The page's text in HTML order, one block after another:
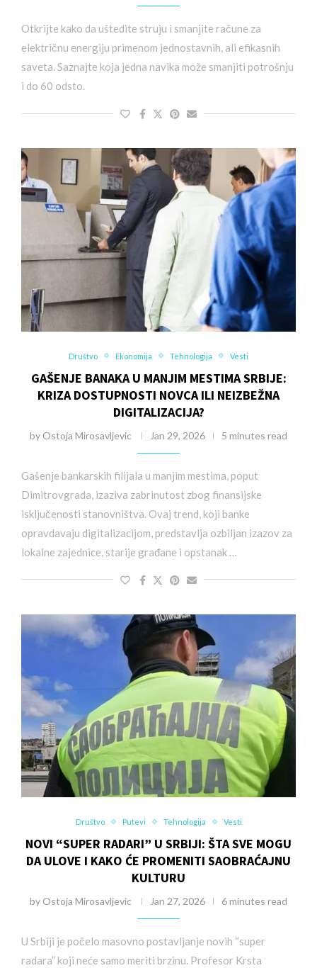
Otkrijte kako da uštedite struju i smanjite račune za
električnu energiju primenom jednostavnih, ali efikasnih
saveta. Saznajte koja jedna navika može smanjiti potrošnju
i do 60 odsto.
Društvo Ekonomija Tehnologija Vesti
GAŠENJE BANAKA U MANJIM MESTIMA SRBIJE:
KRIZA DOSTUPNOSTI NOVCA ILI NEIZBEŽNA
DIGITALIZACIJA?
by Ostoja Mirosavljevic Jan 29, 2026 5 minutes read
Gašenje bankarskih filijala u manjim mestima, poput
Dimitrovgrada, izaziva zabrinutost zbog finansijske
isključenosti stanovništva. Ovaj trend, koji banke
opravdavaju digitalizacijom, predstavlja ozbiljan izazov za
lokalne zajednice, starije građane i opstanak …
Društvo Putevi Tehnologija Vesti
NOVI “SUPER RADARI” U SRBIJI: ŠTA SVE MOGU
DA ULOVE I KAKO ĆE PROMENITI SAOBRAĆAJNU
KULTURU
by Ostoja Mirosavljevic Jan 27, 2026 6 minutes read
U Srbiji je počelo masovno postavljanje novih “super
radara” koji neće samo meriti brzinu. Profesor Krsta